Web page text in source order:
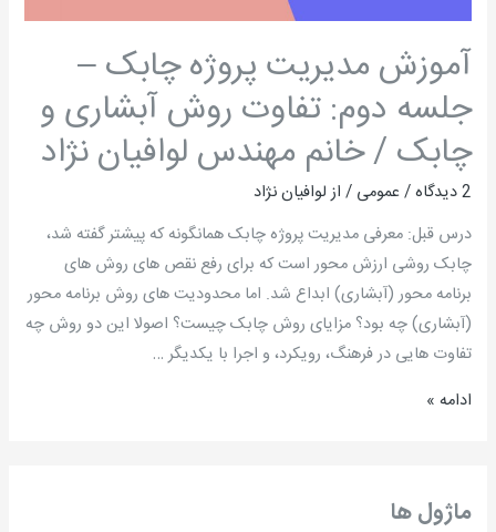
ماژول ها
آموزش مدیریت پروژه چابک –
جلسه دوم: تفاوت روش آبشاری و
چابک / خانم مهندس لوافیان نژاد
2 دیدگاه /عمومی / ازلوافیان نژاد
درس قبل: معرفی مدیریت پروژه چابک همانگونه که پیشتر گفته شد،
چابک روشی ارزش محور است که برای رفع نقص های روش های
برنامه محور (آبشاری) ابداع شد. اما محدودیت های روش برنامه محور
(آبشاری) چه بود؟ مزایای روش چابک چیست؟ اصولا این دو روش چه
تفاوت هایی در فرهنگ، رویکرد، و اجرا با یکدیگر …
تفاوت
روش
آبشاری
و
چابک
/
خانم
مهندس
لوافیان
نژاد
ادامه »